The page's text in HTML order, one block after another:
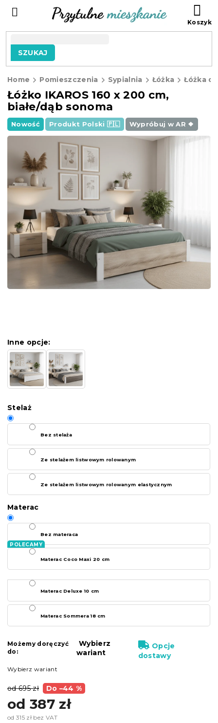
SZUKAJ
Home Pomieszczenia Sypialnia Łóżka Łóżka
Łóżko IKAROS 160 x 200 cm,
białe/dąb sonoma
Nowość Produkt Polski 🇵🇱 Wypróbuj w AR ❖
od 695 zł Do –44 %
od 387 zł
od 315 zł bez VAT
Wybierz wariant
Inne opcje:
Stelaż
Bez stelaża
Ze stelażem listwowym rolowanym
Ze stelażem listwowym rolowanym elastycznym
Materac
Bez materaca
Materac Coco Maxi 20 cm
Materac Deluxe 10 cm
Materac Sommera 18 cm
Możemy doręczyć
do:
Wybierz
wariant
Opcje
dostawy